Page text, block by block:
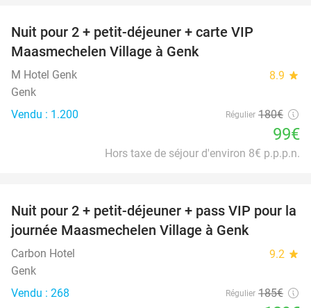
Nuit pour 2 + petit-déjeuner + carte VIP
Maasmechelen Village à Genk
M Hotel Genk 8.9 star
Genk
Vendu : 1.200
Régulier 180€
99€
Hors taxe de séjour d'environ 8€ p.p.p.n.
30%
Nuit pour 2 + petit-déjeuner + pass VIP pour la
journée Maasmechelen Village à Genk
Carbon Hotel 9.2 star
Genk
Vendu : 268
Régulier 185€